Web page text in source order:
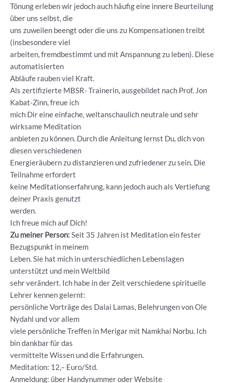
Tönung erleben wir jedoch auch häufig eine innere Beurteilung
über uns selbst, die
uns zuweilen beengt oder die uns zu Kompensationen treibt
(insbesondere viel
arbeiten, fremdbestimmt und mit Anspannung zu leben). Diese
automatisierten
Abläufe rauben viel Kraft.
Als zertifizierte MBSR- Trainerin, ausgebildet nach Prof. Jon
Kabat-Zinn, freue ich
mich Dir eine einfache, weltanschaulich neutrale und sehr
wirksame Meditation
anbieten zu können. Durch die Anleitung lernst Du, dich von
diesen verschiedenen
Energieräubern zu distanzieren und zufriedener zu sein. Die
Teilnahme erfordert
keine Meditationserfahrung, kann jedoch auch als Vertiefung
deiner Praxis genutzt
werden.
Ich freue mich auf Dich!
Zu meiner Person:Seit 35 Jahren ist Meditation ein fester
Bezugspunkt in meinem
Leben. Sie hat mich in unterschiedlichen Lebenslagen
unterstützt und mein Weltbild
sehr verändert. Ich habe in der Zeit verschiedene spirituelle
Lehrer kennen gelernt:
persönliche Vorträge des Dalai Lamas, Belehrungen von Ole
Nydahl und vor allem
viele persönliche Treffen in Merigar mit Namkhai Norbu. Ich
bin dankbar für das
vermittelte Wissen und die Erfahrungen.
Meditation: 12,– Euro/Std.
Anmeldung: über Handynummer oder Website